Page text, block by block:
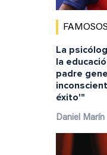
FAMOSOS
La
la
padre
éxito'"
Daniel Marín